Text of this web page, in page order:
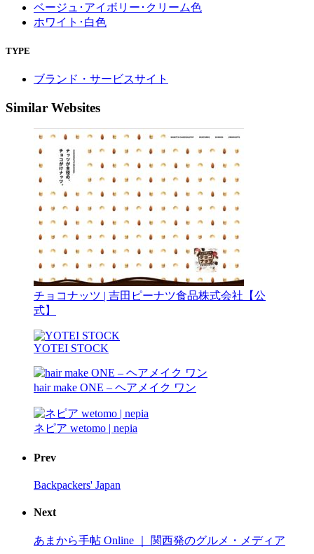
ベージュ･アイボリー･クリーム色
ホワイト･白色
TYPE
ブランド・サービスサイト
Similar Websites
チョコナッツ | 吉田ピーナツ食品株式会社【公
式】
YOTEI STOCK
hair make ONE – ヘアメイク ワン
ネピア wetomo | nepia
Prev
Backpackers' Japan
Next
あまから手帖 Online ｜ 関西発のグルメ・メディア